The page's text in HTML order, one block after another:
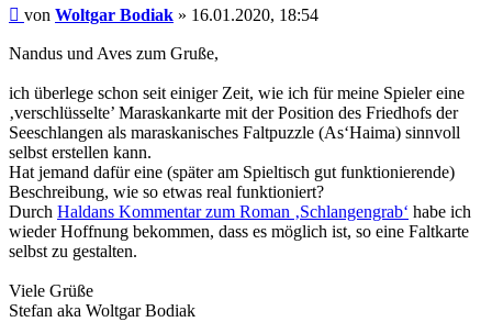
Beitrag
von Woltgar Bodiak » 16.01.2020, 18:54
Nandus und Aves zum Gruße,
ich überlege schon seit einiger Zeit, wie ich für meine Spieler eine
‚verschlüsselte’ Maraskankarte mit der Position des Friedhofs der
Seeschlangen als maraskanisches Faltpuzzle (As‘Haima) sinnvoll
selbst erstellen kann.
Hat jemand dafür eine (später am Spieltisch gut funktionierende)
Beschreibung, wie so etwas real funktioniert?
Durch Haldans Kommentar zum Roman ‚Schlangengrab‘ habe ich
wieder Hoffnung bekommen, dass es möglich ist, so eine Faltkarte
selbst zu gestalten.
Viele Grüße
Stefan aka Woltgar Bodiak